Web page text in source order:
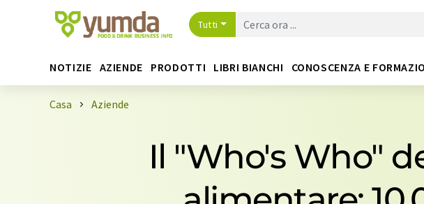
Tutti
NOTIZIE AZIENDE PRODOTTI LIBRI BIANCHI CONOSCENZA E
Casa Aziende
Il "Who's Who"